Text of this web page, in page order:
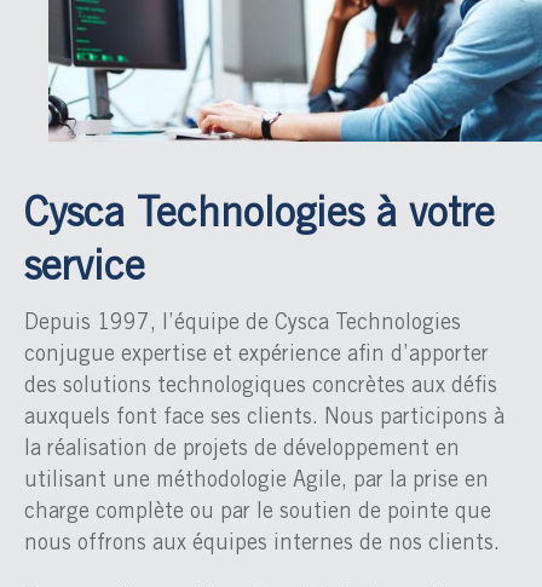
Cysca Technologies à votre
service
Depuis 1997, l’équipe de Cysca Technologies
conjugue expertise et expérience afin d’apporter
des solutions technologiques concrètes aux défis
auxquels font face ses clients. Nous participons à
la réalisation de projets de développement en
utilisant une méthodologie Agile, par la prise en
charge complète ou par le soutien de pointe que
nous offrons aux équipes internes de nos clients.